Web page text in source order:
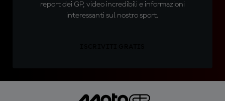
report dei GP, video incredibili e informazioni
interessanti sul nostro sport.